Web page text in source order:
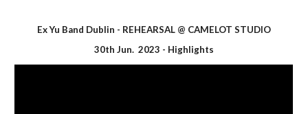
Ex Yu Band Dublin - REHEARSAL @ CAMELOT STUDIO
30th Jun. 2023 - Highlights